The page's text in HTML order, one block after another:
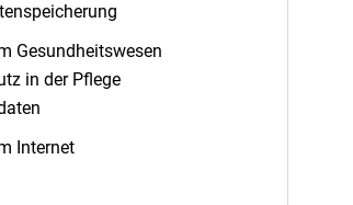
Gesundheitswesen
in der Pflege
Internet